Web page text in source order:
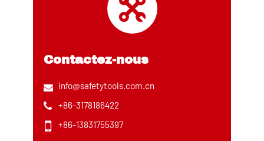
Contactez-nous
info@safetytools.com.cn
+86-3178186422
+86-13831755397